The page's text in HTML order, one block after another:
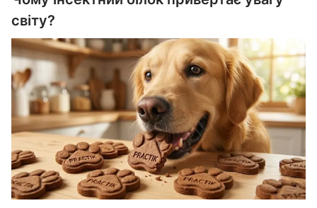
світу?